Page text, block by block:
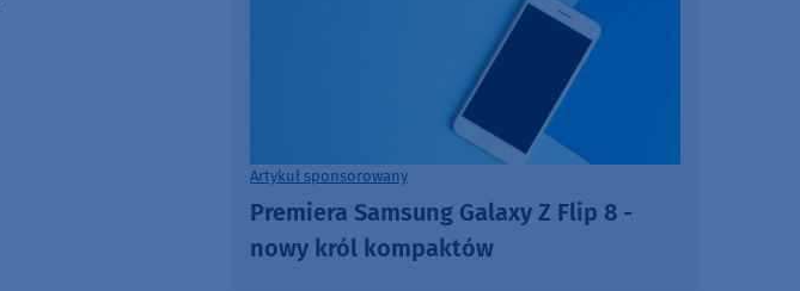
Artykuł sponsorowany
Premiera Samsung Galaxy Z Flip 8 -
nowy król kompaktów